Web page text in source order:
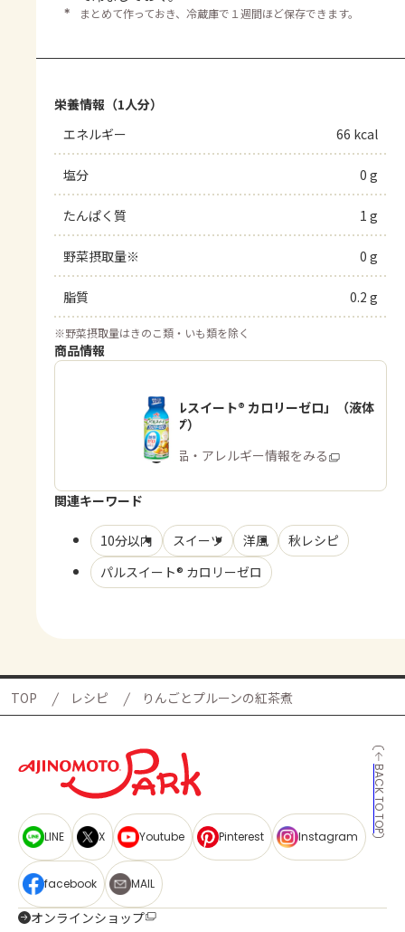
＊ まとめて作っておき、冷蔵庫で１週間ほど保存できます。
栄養情報（1人分）
エネルギー
66 kcal
塩分 0 g
たんぱく質 1 g
野菜摂取量※ 0 g
脂質 0.2 g
※野菜摂取量はきのこ類・いも類を除く
商品情報
「パルスイート® カロリーゼロ」（液体
タイプ）
商品・アレルギー情報をみる
関連キーワード
10分以内 スイーツ 洋風
秋レシピ
パルスイート® カロリーゼロ
TOP レシピ りんごとプルーンの紅茶煮
BACK TO TOP
LINE X Youtube Pinterest Instagram
facebook MAIL
オンラインショップ